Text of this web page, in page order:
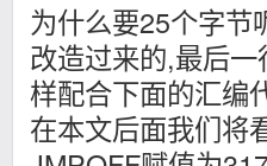
为什么要25个字节
改造过来的,最后
样配合下面的汇编
在本文后面我们将